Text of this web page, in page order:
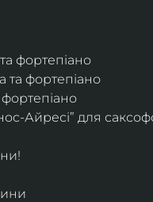
фортепіано
та фортепіано
фортепіано
Айресі” для